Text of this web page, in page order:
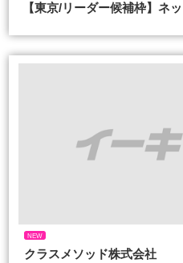
【東京/リーダー候補枠】ネ
NEW
クラスメソッド株式会社